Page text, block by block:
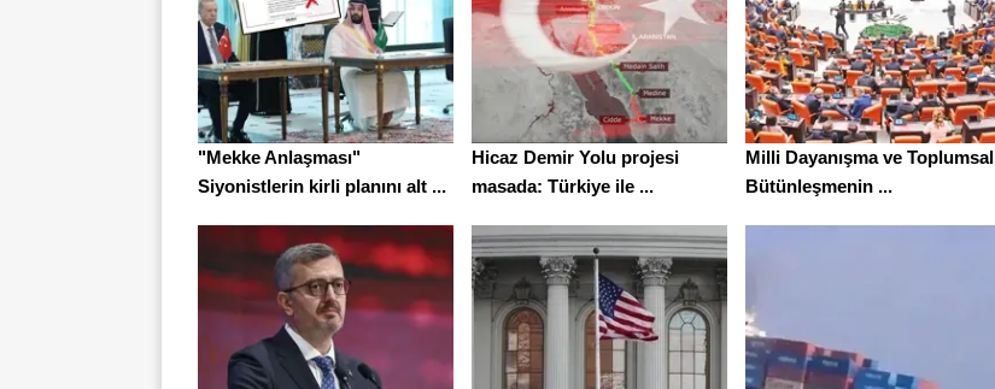
"Mekke Anlaşması"
Siyonistlerin kirli planını alt ...
Hicaz Demir Yolu projesi
masada: Türkiye ile ...
Milli Dayanışma ve Toplumsal
Bütünleşmenin ...